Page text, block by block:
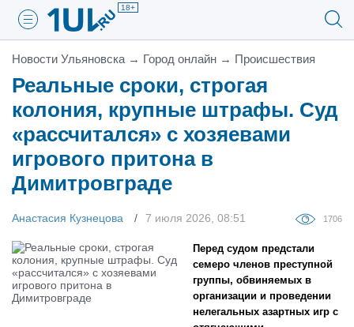
18+
Новости Ульяновска → Город онлайн → Проиcшествия
Реальные сроки, строгая
колония, крупные штрафы. Суд
«рассчитался» с хозяевами
игрового притона в
Димитровграде
Анастасия Кузнецова 7 июля 2026, 08:51 1706
Перед судом предстали
семеро членов преступной
группы, обвиняемых в
организации и проведении
нелегальных азартных игр с